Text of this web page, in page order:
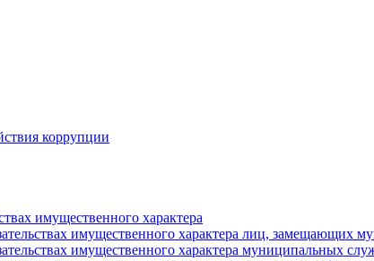
коррупции
имущественного характера
имущественного характера лиц,
имущественного характера муниципальных